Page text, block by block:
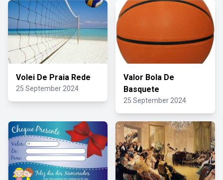
Volei De Praia Rede
25 September 2024
Valor Bola De
Basquete
25 September 2024